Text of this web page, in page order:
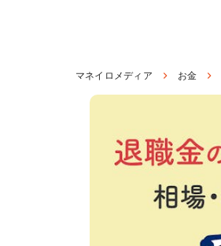
マネイロメディア お金